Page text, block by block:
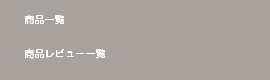
商品一覧
商品レビュー一覧